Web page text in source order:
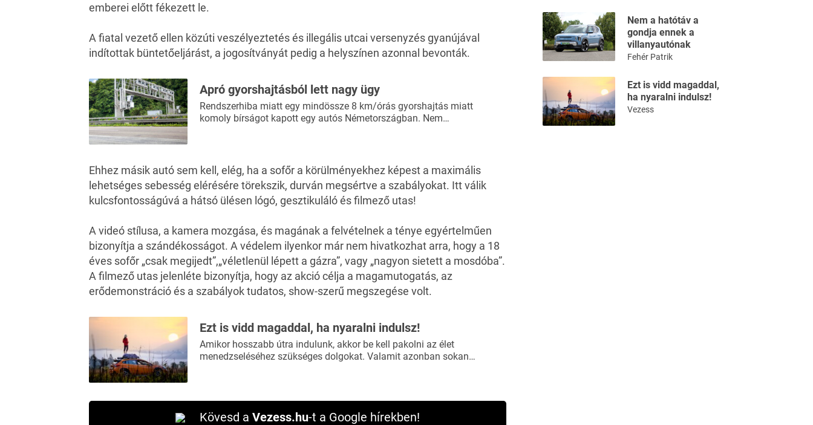
emberei előtt fékezett le.
A fiatal vezető ellen közúti veszélyeztetés és illegális utcai versenyzés gyanújával
indítottak büntetőeljárást, a jogosítványát pedig a helyszínen azonnal bevonták.
Apró gyorshajtásból lett nagy ügy
Rendszerhiba miatt egy mindössze 8 km/órás gyorshajtás miatt
komoly bírságot kapott egy autós Németországban. Nem…
Ehhez másik autó sem kell, elég, ha a sofőr a körülményekhez képest a maximális
lehetséges sebesség elérésére törekszik, durván megsértve a szabályokat. Itt válik
kulcsfontosságúvá a hátsó ülésen lógó, gesztikuláló és filmező utas!
A videó stílusa, a kamera mozgása, és magának a felvételnek a ténye egyértelműen
bizonyítja a szándékosságot. A védelem ilyenkor már nem hivatkozhat arra, hogy a 18
éves sofőr „csak megijedt”,„véletlenül lépett a gázra”, vagy „nagyon sietett a mosdóba”.
A filmező utas jelenléte bizonyítja, hogy az akció célja a magamutogatás, az
erődemonstráció és a szabályok tudatos, show-szerű megszegése volt.
Ezt is vidd magaddal, ha nyaralni indulsz!
Amikor hosszabb útra indulunk, akkor be kell pakolni az élet
menedzseléséhez szükséges dolgokat. Valamit azonban sokan…
Kövesd a Vezess.hu-t a Google hírekben!
Nem a hatótáv a
gondja ennek a
villanyautónak
Fehér Patrik
Ezt is vidd magaddal,
ha nyaralni indulsz!
Vezess